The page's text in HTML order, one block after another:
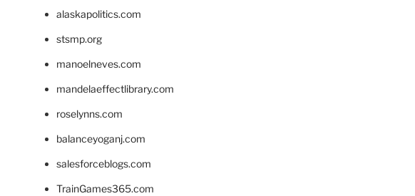
alaskapolitics.com
stsmp.org
manoelneves.com
mandelaeffectlibrary.com
roselynns.com
balanceyoganj.com
salesforceblogs.com
TrainGames365.com